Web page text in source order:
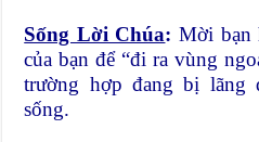
Sống Lời Chúa: Mời bạn
của bạn để “đi ra vùng
trường hợp đang bị lãng
sống.